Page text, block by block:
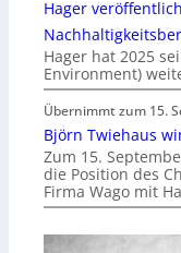
Hager
Hager hat 2025
Environment)
Übernimmt zum 15.
Björn Twiehaus
Zum 15.
die Position des
Firma Wago mit